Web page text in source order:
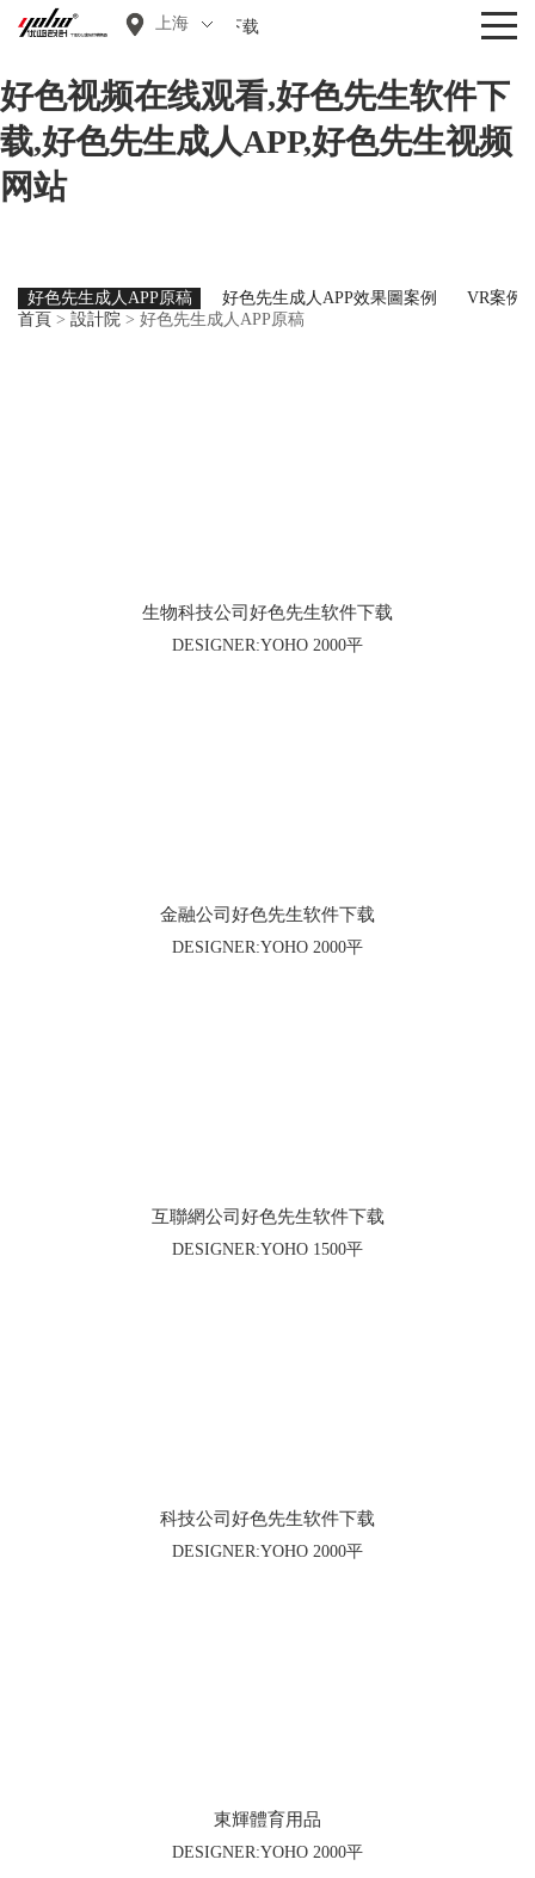
好色视频在线观看,好色先生软件下
载,好色先生成人APP,好色先生视频
网站
好色先生软件下载
上海
好色先生成人APP原稿 好色先生成人APP效果圖案例
VR案例
首頁 > 設計院 > 好色先生成人APP原稿
生物科技公司好色先生软件下载
DESIGNER:YOHO 2000平
金融公司好色先生软件下载
DESIGNER:YOHO 2000平
互聯網公司好色先生软件下载
DESIGNER:YOHO 1500平
科技公司好色先生软件下载
DESIGNER:YOHO 2000平
東輝體育用品
DESIGNER:YOHO 2000平